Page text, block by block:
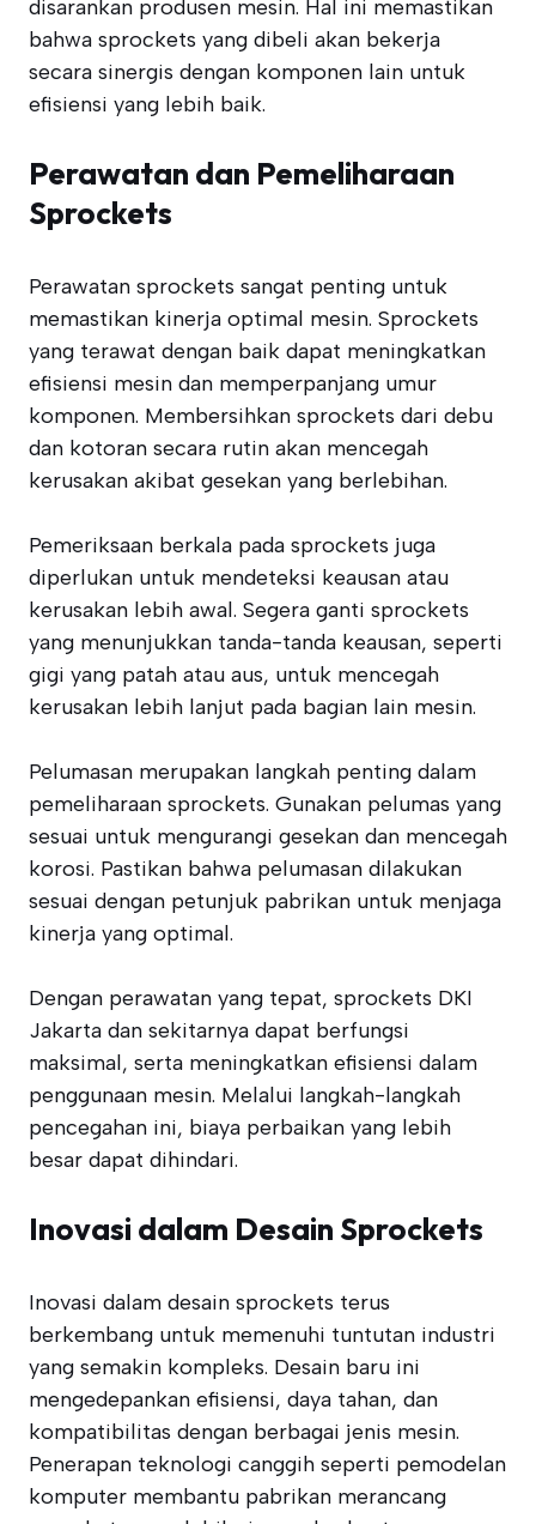
disarankan produsen mesin. Hal ini memastikan
bahwa sprockets yang dibeli akan bekerja
secara sinergis dengan komponen lain untuk
efisiensi yang lebih baik.
Perawatan dan Pemeliharaan
Sprockets
Perawatan sprockets sangat penting untuk
memastikan kinerja optimal mesin. Sprockets
yang terawat dengan baik dapat meningkatkan
efisiensi mesin dan memperpanjang umur
komponen. Membersihkan sprockets dari debu
dan kotoran secara rutin akan mencegah
kerusakan akibat gesekan yang berlebihan.
Pemeriksaan berkala pada sprockets juga
diperlukan untuk mendeteksi keausan atau
kerusakan lebih awal. Segera ganti sprockets
yang menunjukkan tanda-tanda keausan, seperti
gigi yang patah atau aus, untuk mencegah
kerusakan lebih lanjut pada bagian lain mesin.
Pelumasan merupakan langkah penting dalam
pemeliharaan sprockets. Gunakan pelumas yang
sesuai untuk mengurangi gesekan dan mencegah
korosi. Pastikan bahwa pelumasan dilakukan
sesuai dengan petunjuk pabrikan untuk menjaga
kinerja yang optimal.
Dengan perawatan yang tepat, sprockets DKI
Jakarta dan sekitarnya dapat berfungsi
maksimal, serta meningkatkan efisiensi dalam
penggunaan mesin. Melalui langkah-langkah
pencegahan ini, biaya perbaikan yang lebih
besar dapat dihindari.
Inovasi dalam Desain Sprockets
Inovasi dalam desain sprockets terus
berkembang untuk memenuhi tuntutan industri
yang semakin kompleks. Desain baru ini
mengedepankan efisiensi, daya tahan, dan
kompatibilitas dengan berbagai jenis mesin.
Penerapan teknologi canggih seperti pemodelan
komputer membantu pabrikan merancang